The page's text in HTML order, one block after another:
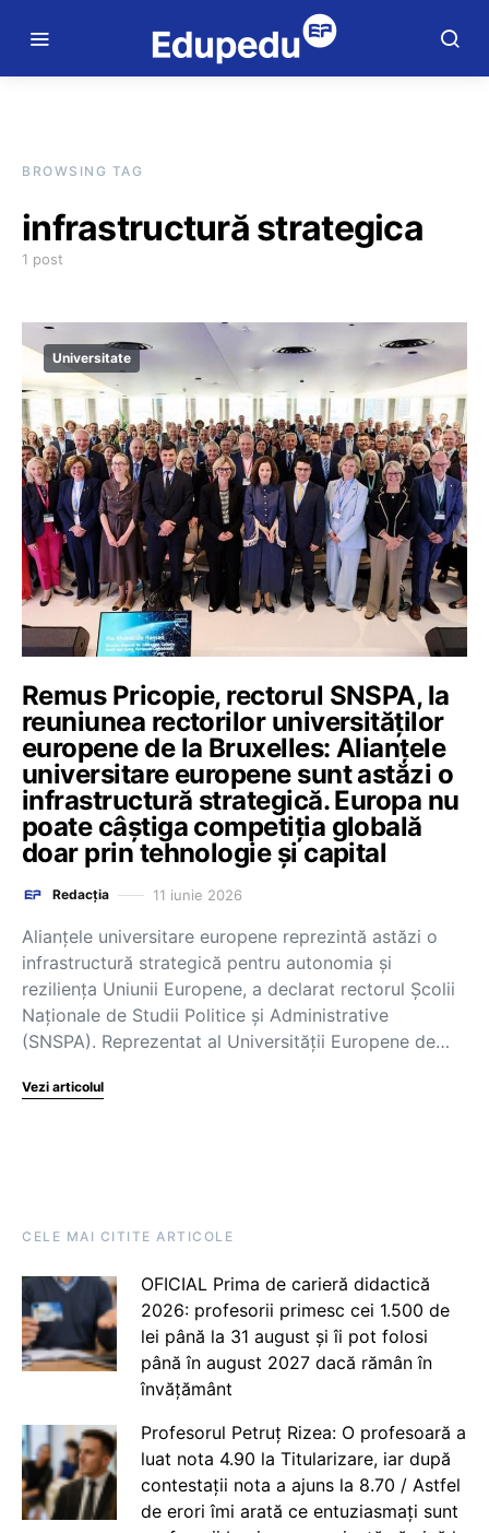
BROWSING TAG
infrastructură strategica
1 post
Universitate
Remus Pricopie, rectorul SNSPA, la
reuniunea rectorilor universităților
europene de la Bruxelles: Alianțele
universitare europene sunt astăzi o
infrastructură strategică. Europa nu
poate câștiga competiția globală
doar prin tehnologie și capital
Redacția 11 iunie 2026
Alianțele universitare europene reprezintă astăzi o
infrastructură strategică pentru autonomia și
reziliența Uniunii Europene, a declarat rectorul Școlii
Naționale de Studii Politice și Administrative
(SNSPA). Reprezentat al Universității Europene de…
Vezi articolul
CELE MAI CITITE ARTICOLE
OFICIAL Prima de carieră didactică
2026: profesorii primesc cei 1.500 de
lei până la 31 august și îi pot folosi
până în august 2027 dacă rămân în
învățământ
Profesorul Petruț Rizea: O profesoară a
luat nota 4.90 la Titularizare, iar după
contestații nota a ajuns la 8.70 / Astfel
de erori îmi arată ce entuziasmați sunt